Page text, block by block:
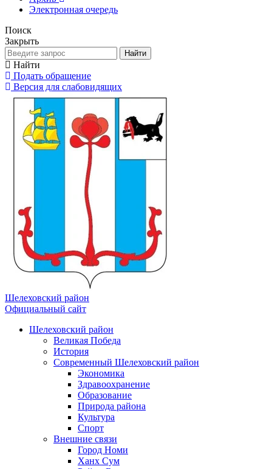
Электронная очередь
Поиск
Закрыть
Найти
Найти
Подать обращение
Версия для слабовидящих
Шелеховский район
Официальный сайт
Шелеховский район
Великая Победа
История
Современный Шелеховский район
Экономика
Здравоохранение
Образование
Природа района
Культура
Спорт
Внешние связи
Город Номи
Ханх Сум